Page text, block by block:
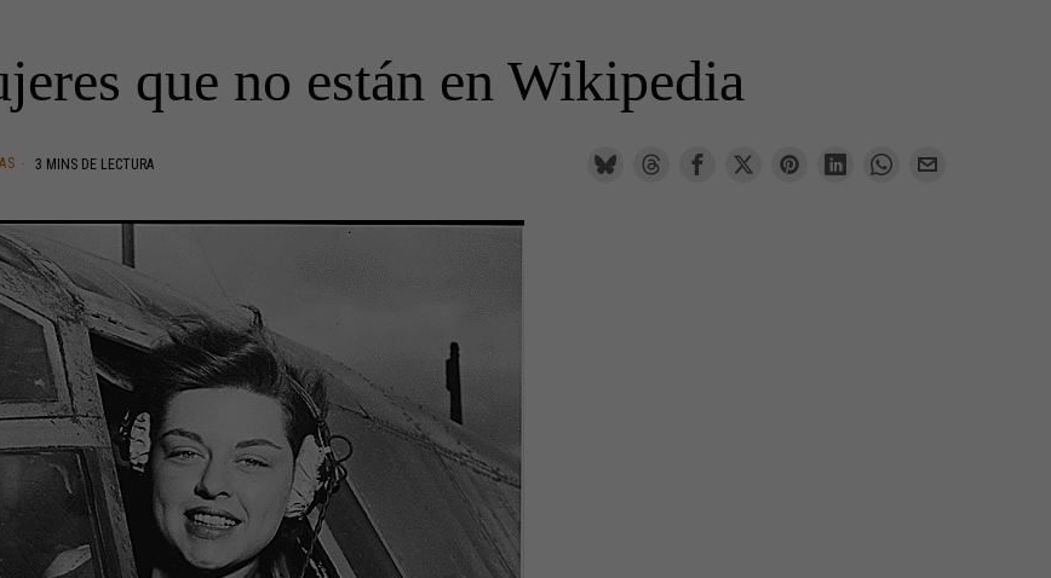
que no están en Wikipedia
3 MINS DE LECTURA